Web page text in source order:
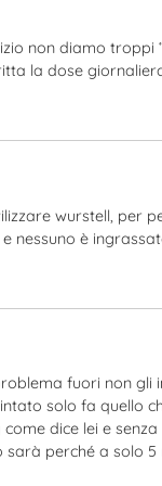
non diamo
la dose
wurstell, per
nessuno è
fuori non
solo fa quello
dice lei e
perché a solo 5